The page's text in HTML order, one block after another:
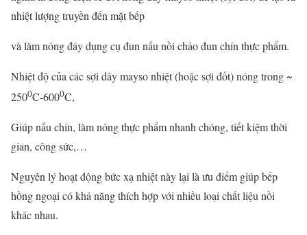
nhiệt lượng truyền đến mặt bếp
và làm nóng đáy dụng cụ đun nấu nồi chảo đun chín thực phẩm.
Nhiệt độ của các sợi dây mayso nhiệt (hoặc sợi đốt) nóng trong ~
2500C-6000C,
Giúp nấu chín, làm nóng thực phẩm nhanh chóng, tiết kiệm thời
gian, công sức,…
Nguyên lý hoạt động bức xạ nhiệt này lại là ưu điểm giúp bếp
hồng ngoại có khả năng thích hợp với nhiều loại chất liệu nồi
khác nhau.